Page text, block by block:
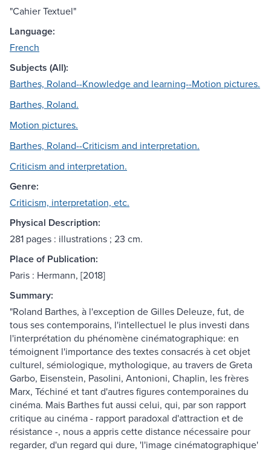
"Cahier Textuel"
Language:
French
Subjects (All):
Barthes, Roland--Knowledge and learning--Motion pictures.
Barthes, Roland.
Motion pictures.
Barthes, Roland--Criticism and interpretation.
Criticism and interpretation.
Genre:
Criticism, interpretation, etc.
Physical Description:
281 pages : illustrations ; 23 cm.
Place of Publication:
Paris : Hermann, [2018]
Summary:
"Roland Barthes, à l'exception de Gilles Deleuze, fut, de
tous ses contemporains, l'intellectuel le plus investi dans
l'interprétation du phénomène cinématographique: en
témoignent l'importance des textes consacrés à cet objet
culturel, sémiologique, mythologique, au travers de Greta
Garbo, Eisenstein, Pasolini, Antonioni, Chaplin, les frères
Marx, Téchiné et tant d'autres figures contemporaines du
cinéma. Mais Barthes fut aussi celui, qui, par son rapport
critique au cinéma - rapport paradoxal d'attraction et de
résistance -, nous a appris cette distance nécessaire pour
regarder, d'un regard qui dure, 'l'image cinématographique'